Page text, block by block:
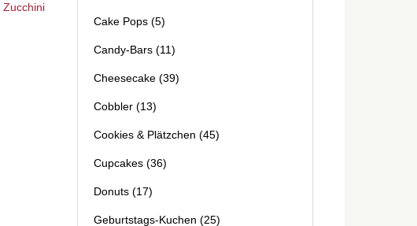
Zucchini
Cake Pops (5)
Candy-Bars (11)
Cheesecake (39)
Cobbler (13)
Cookies & Plätzchen (45)
Cupcakes (36)
Donuts (17)
Geburtstags-Kuchen (25)